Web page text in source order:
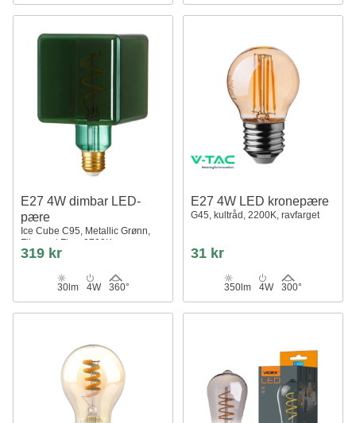
E27 4W dimbar LED-
pære
Ice Cube C95, Metallic Grønn,
Filament Flex, 2700K
319 kr
30lm 4W 360°
E27 4W LED kronepære
G45, kultråd, 2200K, ravfarget
31 kr
350lm 4W 300°